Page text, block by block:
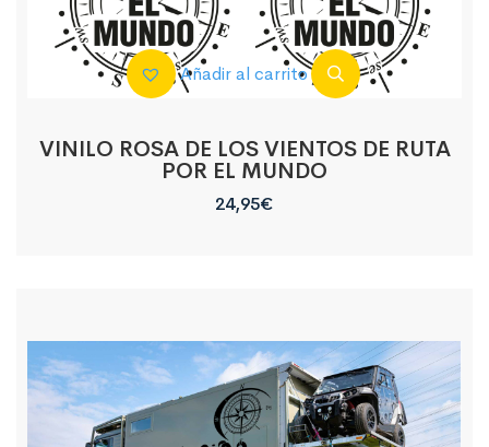
Añadir al carrito
VINILO ROSA DE LOS VIENTOS DE RUTA
POR EL MUNDO
24,95€